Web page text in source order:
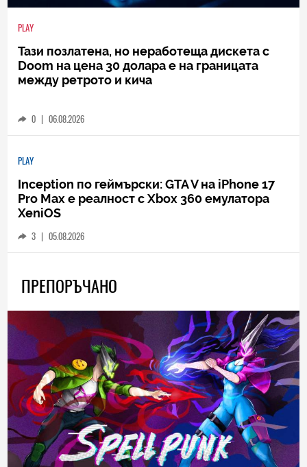
PLAY
Тази позлатена, но неработеща дискета с
Doom на цена 30 долара е на границата
между ретрото и кича
0 | 06.08.2026
PLAY
Inception по геймърски: GTA V на iPhone 17
Pro Max е реалност с Xbox 360 емулатора
XeniOS
3 | 05.08.2026
ПРЕПОРЪЧАНО